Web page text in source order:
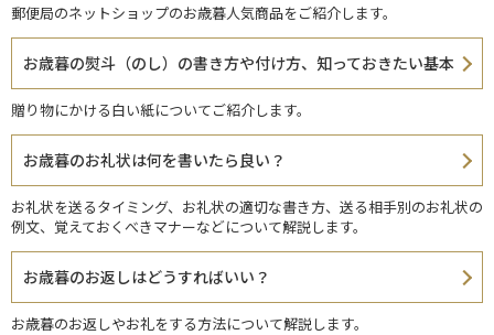
郵便局のネットショップのお歳暮人気商品をご紹介します。
お歳暮の熨斗（のし）の書き方や付け方、知っておきたい基本
贈り物にかける白い紙についてご紹介します。
お歳暮のお礼状は何を書いたら良い？
お礼状を送るタイミング、お礼状の適切な書き方、送る相手別のお礼状の
例文、覚えておくべきマナーなどについて解説します。
お歳暮のお返しはどうすればいい？
お歳暮のお返しやお礼をする方法について解説します。